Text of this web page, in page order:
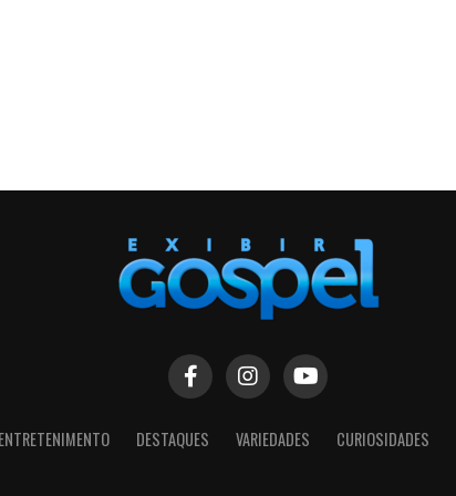
ENTRETENIMENTO DESTAQUES VARIEDADES CURIOSIDADES